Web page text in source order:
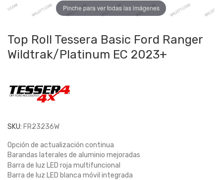
Pinche para ver todas las imágenes
Top Roll Tessera Basic Ford Ranger
Wildtrak/Platinum EC 2023+
SKU: FR23236W
Opción de actualización continua
Barandas laterales de aluminio mejoradas
Barra de luz LED roja multifuncional
Barra de luz LED blanca móvil integrada